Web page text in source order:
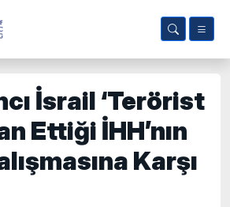
İsrail ‘Terörist
Ettiği İHH’nın
Karşı